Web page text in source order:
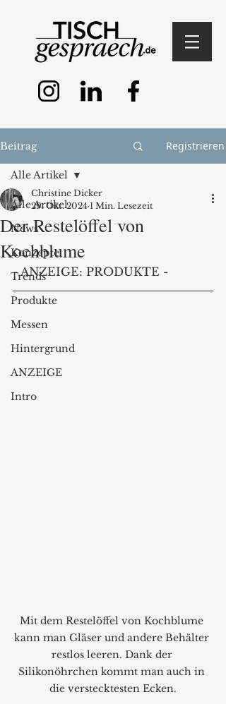
Beitrag Registrieren
Alle Artikel
News
Konzepte
Trends
Produkte
Messen
Hintergrund
ANZEIGE
Intro
Alle Artikel
Der Restelöffel von
Kochblume
Christine Dicker
29. Okt. 2024 1 Min. Lesezeit
- ANZEIGE: PRODUKTE -
Mit dem Restelöffel von Kochblume
kann man Gläser und andere Behälter
restlos leeren. Dank der
Silikonöhrchen kommt man auch in
die verstecktesten Ecken.